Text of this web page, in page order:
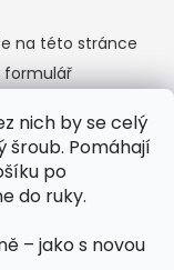
nich by se celý
šroub. Pomáhají
po
do ruky.
– jako s novou
na této stránce
formulář